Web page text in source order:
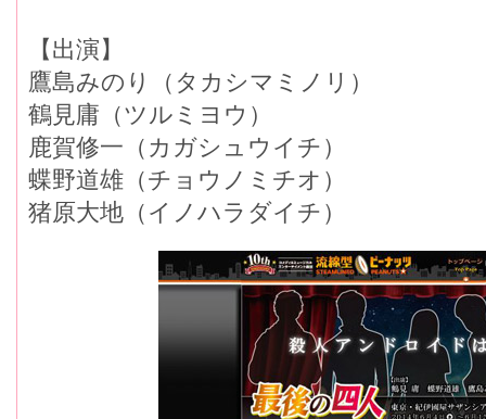
【出演】
鷹島みのり（タカシマミノリ）
鶴見庸（ツルミヨウ）
鹿賀修一（カガシュウイチ）
蝶野道雄（チョウノミチオ）
猪原大地（イノハラダイチ）